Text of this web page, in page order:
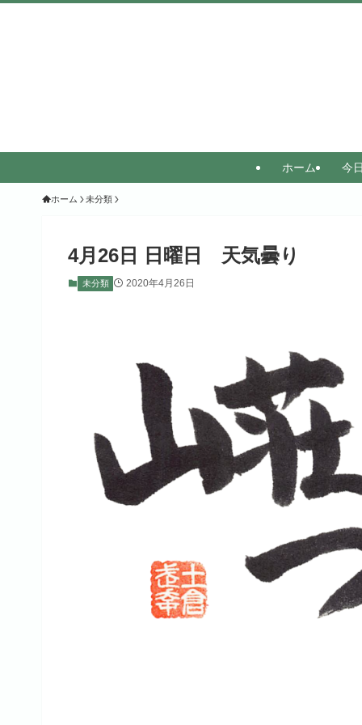
ホーム 今
ホーム 未分類
4月26日 日曜日 天気曇り
未分類 2020年4月26日